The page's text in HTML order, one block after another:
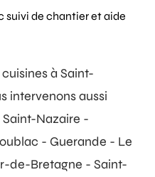
suivi de chantier et aide
à Saint-
intervenons aussi
Saint-Nazaire -
- Guerande - Le
de-Bretagne - Saint-